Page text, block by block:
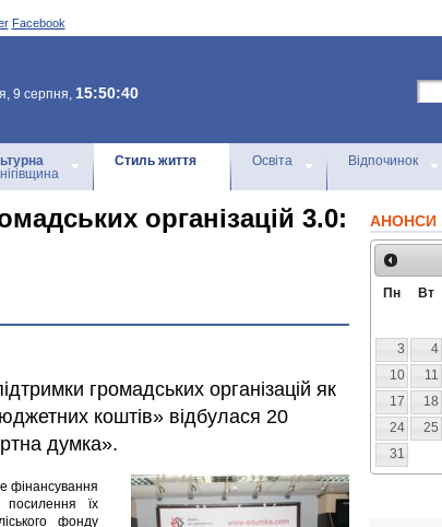
Facebook
9 серпня, 15:50:40
Стиль життя Освіта Відпочинок
організацій 3.0:
громадських організацій як
коштів» відбулася 20
думка».
фінансування
посилення їх
фонду
АНОНСИ
Пн Вт
3
4
10
11
17
18
24
25
31